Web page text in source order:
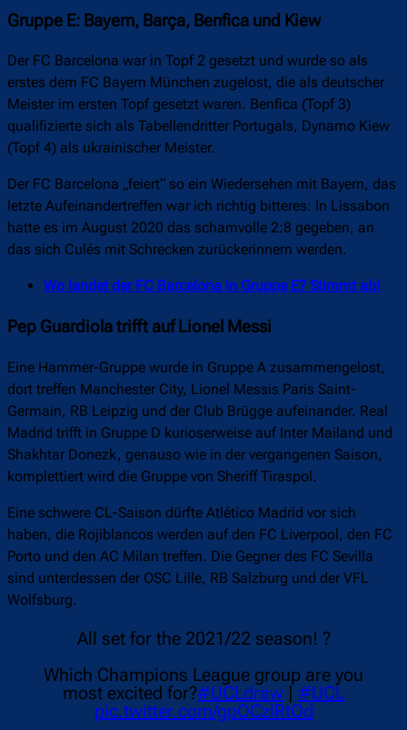
Gruppe E: Bayern, Barça, Benfica und Kiew
Der FC Barcelona war in Topf 2 gesetzt und wurde so als
erstes dem FC Bayern München zugelost, die als deutscher
Meister im ersten Topf gesetzt waren. Benfica (Topf 3)
qualifizierte sich als Tabellendritter Portugals, Dynamo Kiew
(Topf 4) als ukrainischer Meister.
Der FC Barcelona „feiert“ so ein Wiedersehen mit Bayern, das
letzte Aufeinandertreffen war ich richtig bitteres: In Lissabon
hatte es im August 2020 das schamvolle 2:8 gegeben, an
das sich Culés mit Schrecken zurückerinnern werden.
Wo landet der FC Barcelona in Gruppe E? Stimmt ab!
Pep Guardiola trifft auf Lionel Messi
Eine Hammer-Gruppe wurde in Gruppe A zusammengelost,
dort treffen Manchester City, Lionel Messis Paris Saint-
Germain, RB Leipzig und der Club Brügge aufeinander. Real
Madrid trifft in Gruppe D kurioserweise auf Inter Mailand und
Shakhtar Donezk, genauso wie in der vergangenen Saison,
komplettiert wird die Gruppe von Sheriff Tiraspol.
Eine schwere CL-Saison dürfte Atlético Madrid vor sich
haben, die Rojiblancos werden auf den FC Liverpool, den FC
Porto und den AC Milan treffen. Die Gegner des FC Sevilla
sind unterdessen der OSC Lille, RB Salzburg und der VFL
Wolfsburg.
All set for the 2021/22 season! ?
Which Champions League group are you
most excited for?#UCLdraw | #UCL
pic.twitter.com/gpOCzlRtOd